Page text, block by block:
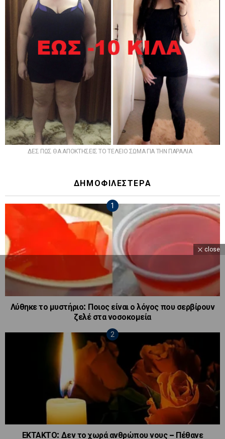
ΔΕΣ ΠΩΣ ΘΑ ΑΠΟΚΤΗΣΕΙΣ ΤΟ ΤΕΛΕΙΟ ΣΩΜΑ ΓΙΑ ΤΗΝ ΠΑΡΑΛΙΑ
ΔΗΜΟΦΙΛΕΣΤΕΡΑ
Λύθηκε το μυστήριο: Ποιος είναι ο λόγος που σερβίρουν
ζελέ στα νοσοκομεία
ΕΚΤΑΚΤΟ: Δεν το χωρά ανθρώπου νους – Πέθανε
close